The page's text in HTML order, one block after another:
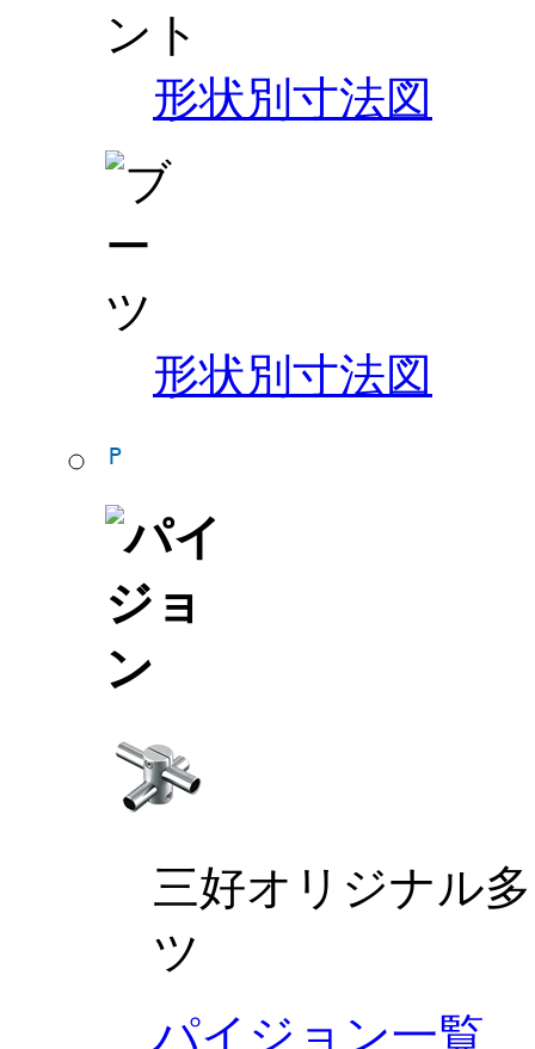
形状別寸法図
形状別寸法図
三好オリジナル
ツ
パイジョン一覧